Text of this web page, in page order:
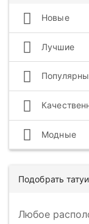
Новые
Лучшие
Модные
Подобрать